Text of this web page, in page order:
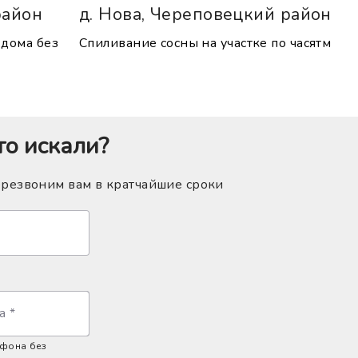
без
д. Нова, Череповецкий район
Спиливание сосны на участке по часятм
искали?
вам в кратчайшие сроки
*
без